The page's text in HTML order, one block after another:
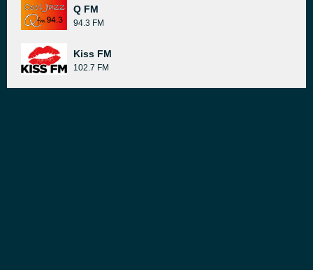
Q FM
94.3 FM
Kiss FM
102.7 FM